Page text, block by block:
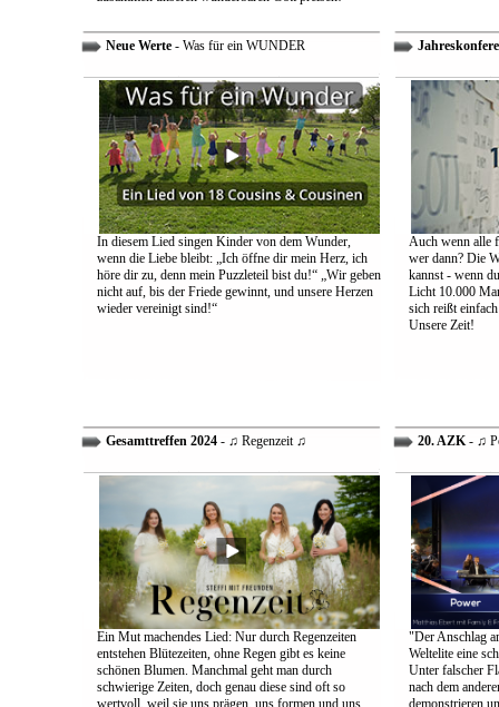
Neue Werte- Was für ein WUNDER
In diesem Lied singen Kinder von dem Wunder,
wenn die Liebe bleibt: „Ich öffne dir mein Herz, ich
höre dir zu, denn mein Puzzleteil bist du!“ „Wir geben
nicht auf, bis der Friede gewinnt, und unsere Herzen
wieder vereinigt sind!“
Auch wenn alle
wer dann? Die
kannst - wenn
Licht 10.000
sich reißt
Unsere Zeit!
Gesamttreffen 2024- ♫ Regenzeit ♫
Ein Mut machendes Lied: Nur durch Regenzeiten
entstehen Blütezeiten, ohne Regen gibt es keine
schönen Blumen. Manchmal geht man durch
schwierige Zeiten, doch genau diese sind oft so
wertvoll, weil sie uns prägen, uns formen und uns
20. AZK- ♫
"Der Anschlag
Weltelite eine
Unter falscher
nach dem
demonstrieren